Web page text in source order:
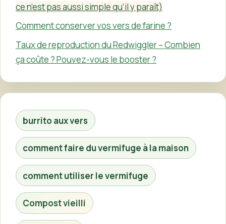
ce n’est pas aussi simple qu’il y paraît)
Comment conserver vos vers de farine ?
Taux de reproduction du Redwiggler – Combien
ça coûte ? Pouvez-vous le booster ?
burrito aux vers
comment faire du vermifuge à la maison
comment utiliser le vermifuge
Compost vieilli